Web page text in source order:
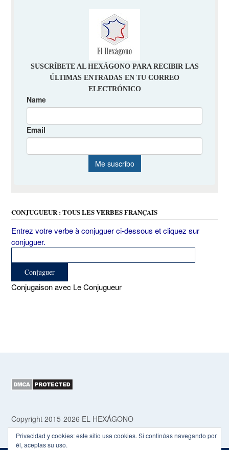
CONJUGUEUR : TOUS LES VERBES FRANÇAIS
Entrez votre verbe à conjuguer ci-dessous et cliquez sur
conjuguer.
Conjugaison avec Le Conjugueur
Copyright 2015-2026 EL HEXÁGONO
Privacidad y cookies: este sitio usa cookies. Si continúas navegando por
él, aceptas su uso.